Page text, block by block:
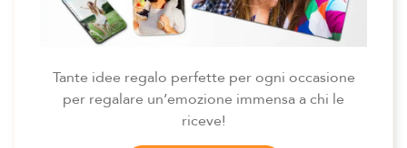
Tante idee regalo perfette per ogni occasione
per regalare un’emozione immensa a chi le
riceve!